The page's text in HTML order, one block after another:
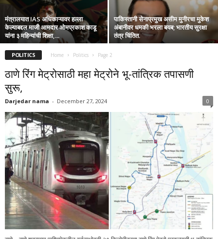
मंत्रालयात IAS अधिकाऱ्यावर हल्ला
केल्याबद्दल माजी आमदार ओमप्रकाश काडू
यांना ३ महिन्यांची शिक्षा,...
पाकिस्तानी सेनाप्रमुख असीम मुनीरचा मुकेश
अंबानीवर धमकी भरला बयब; भारतीय सुरक्षा
तंत्र चिंतित.
POLITICS Home Politics Page 2
ठाणे रिंग मेट्रोसाठी महा मेट्रोने भू-तांत्रिक तपासणी
सुरू,
Darjedar nama - December 27, 2024 0